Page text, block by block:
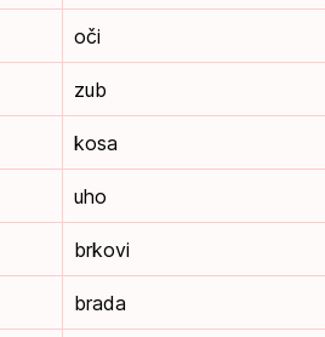
oči
zub
kosa
uho
brkovi
brada